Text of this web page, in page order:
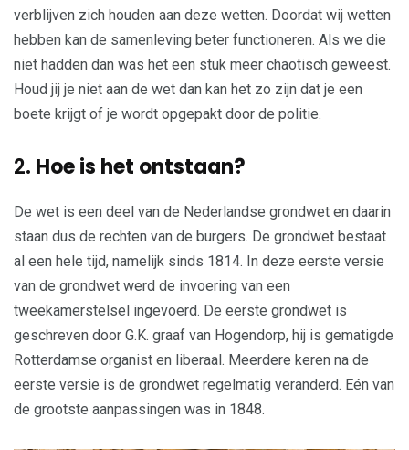
verblijven zich houden aan deze wetten. Doordat wij wetten
hebben kan de samenleving beter functioneren. Als we die
niet hadden dan was het een stuk meer chaotisch geweest.
Houd jij je niet aan de wet dan kan het zo zijn dat je een
boete krijgt of je wordt opgepakt door de politie.
2. Hoe is het ontstaan?
De wet is een deel van de Nederlandse grondwet en daarin
staan dus de rechten van de burgers. De grondwet bestaat
al een hele tijd, namelijk sinds 1814. In deze eerste versie
van de grondwet werd de invoering van een
tweekamerstelsel ingevoerd. De eerste grondwet is
geschreven door G.K. graaf van Hogendorp, hij is gematigde
Rotterdamse organist en liberaal. Meerdere keren na de
eerste versie is de grondwet regelmatig veranderd. Eén van
de grootste aanpassingen was in 1848.